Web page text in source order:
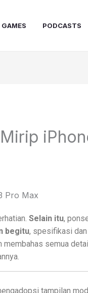
GAMES PODCASTS
Selain itu,
begitu, spesifikasi
membahas semua
tampilan